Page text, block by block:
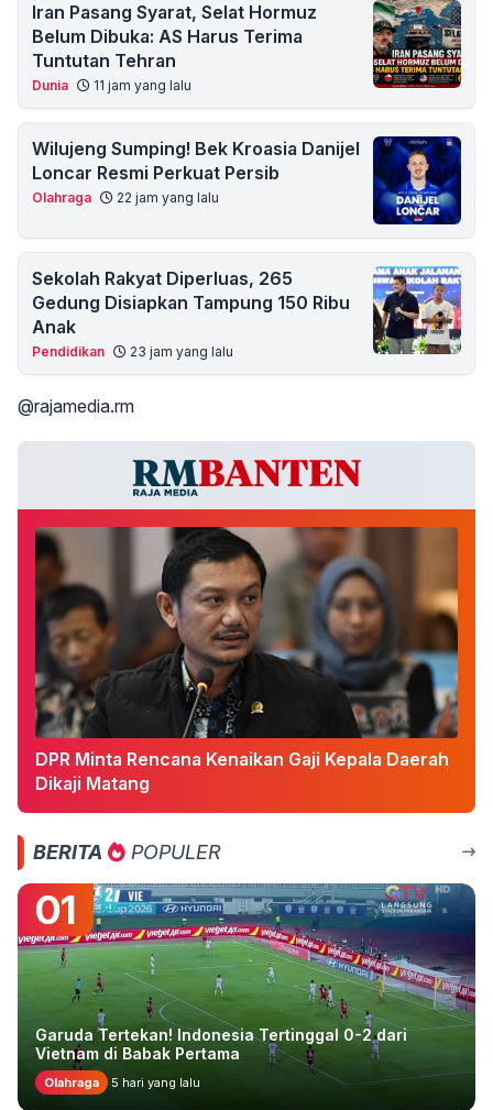
Iran Pasang Syarat, Selat Hormuz
Belum Dibuka: AS Harus Terima
Tuntutan Tehran
Dunia 11 jam yang lalu
Wilujeng Sumping! Bek Kroasia Danijel
Loncar Resmi Perkuat Persib
Olahraga 22 jam yang lalu
Sekolah Rakyat Diperluas, 265
Gedung Disiapkan Tampung 150 Ribu
Anak
Pendidikan 23 jam yang lalu
@rajamedia.rm
DPR Minta Rencana Kenaikan Gaji Kepala Daerah
Dikaji Matang
BERITA POPULER
01
Garuda Tertekan! Indonesia Tertinggal 0-2 dari
Vietnam di Babak Pertama
Olahraga 5 hari yang lalu